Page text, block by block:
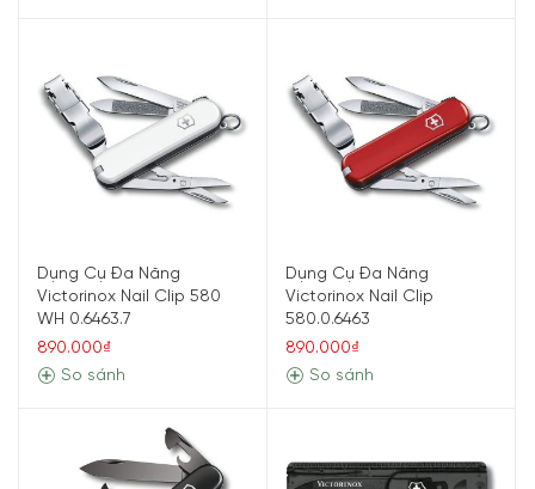
Dụng Cụ Đa Năng
Victorinox Nail Clip 580
WH 0.6463.7
890.000₫
So sánh
Dụng Cụ Đa Năng
Victorinox Nail Clip
580.0.6463
890.000₫
So sánh